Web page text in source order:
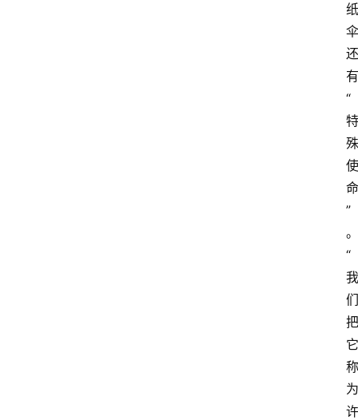
纸
伞
还
有
“
特
殊
使
命
”
。
“
我
们
把
它
称
为
许